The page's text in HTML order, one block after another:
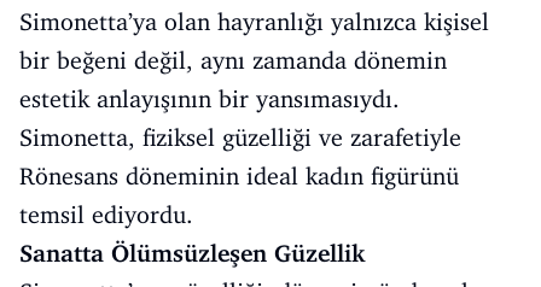
Simonetta’ya olan hayranlığı yalnızca kişisel
bir beğeni değil, aynı zamanda dönemin
estetik anlayışının bir yansımasıydı.
Simonetta, fiziksel güzelliği ve zarafetiyle
Rönesans döneminin ideal kadın figürünü
temsil ediyordu.
Sanatta Ölümsüzleşen Güzellik